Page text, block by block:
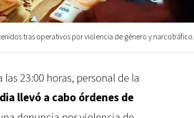
tras operativos por violencia de género y narcotráfico.
23:00 horas, personal de la
llevó a cabo órdenes de